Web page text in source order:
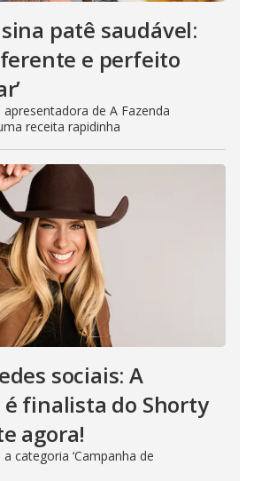
patê saudável:
e perfeito
de A Fazenda
receita rapidinha
sociais: A
é finalista do Shorty
agora!
categoria ‘Campanha de